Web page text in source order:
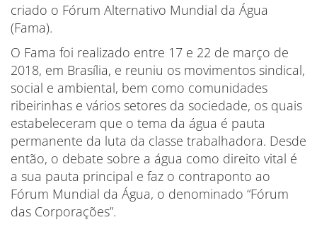
criado o Fórum Alternativo Mundial da Água
(Fama).
O Fama foi realizado entre 17 e 22 de março de
2018, em Brasília, e reuniu os movimentos sindical,
social e ambiental, bem como comunidades
ribeirinhas e vários setores da sociedade, os quais
estabeleceram que o tema da água é pauta
permanente da luta da classe trabalhadora. Desde
então, o debate sobre a água como direito vital é
a sua pauta principal e faz o contraponto ao
Fórum Mundial da Água, o denominado “Fórum
das Corporações”.